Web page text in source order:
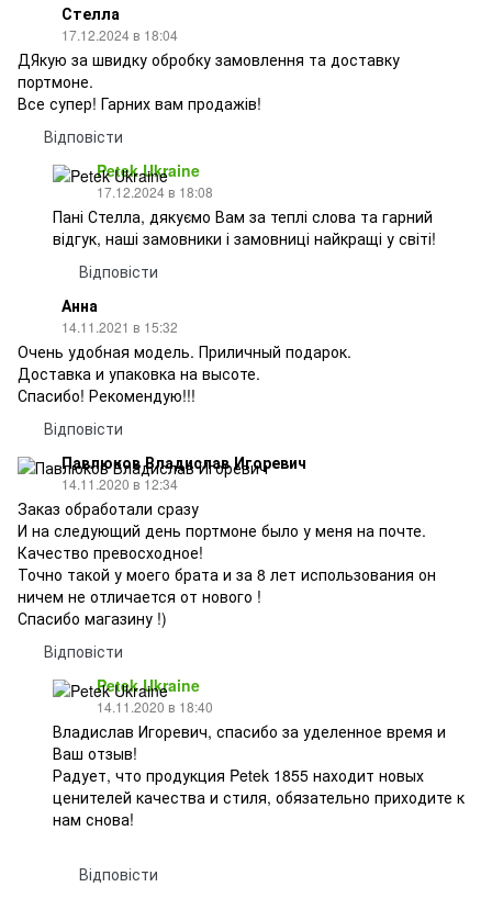
Стелла
17.12.2024 в 18:04
ДЯкую за швидку обробку замовлення та доставку
портмоне.
Все супер! Гарних вам продажів!
Відповісти
Petek Ukraine
17.12.2024 в 18:08
Пані Стелла, дякуємо Вам за теплі слова та гарний
відгук, наші замовники і замовниці найкращі у світі!
Відповісти
Анна
14.11.2021 в 15:32
Очень удобная модель. Приличный подарок.
Доставка и упаковка на высоте.
Спасибо! Рекомендую!!!
Відповісти
Павлюков Владислав Игоревич
14.11.2020 в 12:34
Заказ обработали сразу
И на следующий день портмоне было у меня на почте.
Качество превосходное!
Точно такой у моего брата и за 8 лет использования он
ничем не отличается от нового !
Спасибо магазину !)
Відповісти
Petek Ukraine
14.11.2020 в 18:40
Владислав Игоревич, спасибо за уделенное время и
Ваш отзыв!
Радует, что продукция Petek 1855 находит новых
ценителей качества и стиля, обязательно приходите к
нам снова!
Відповісти